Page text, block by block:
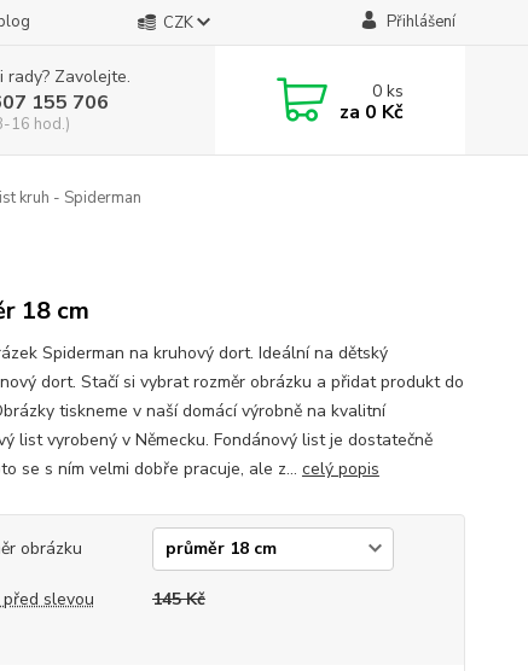
CZK Přihlášení
rady? Zavolejte.
155 706
16 hod.)
0ks
za 0 Kč
kruh - Spiderman
18 cm
Spiderman na kruhový dort. Ideální na dětský
dort. Stačí si vybrat rozměr obrázku a přidat produkt do
tiskneme v naší domácí výrobně na kvalitní
list vyrobený v Německu. Fondánový list je dostatečně
se s ním velmi dobře pracuje, ale z... celý popis
obrázku
před slevou 145 Kč